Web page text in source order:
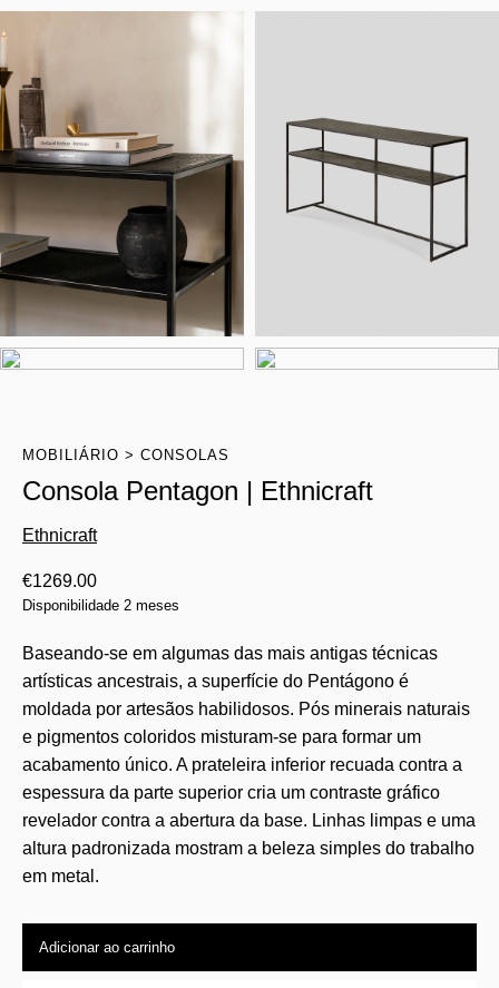
MOBILIÁRIO CONSOLAS
Consola Pentagon | Ethnicraft
Ethnicraft
€1269.00
Disponibilidade 2 meses
Baseando-se em algumas das mais antigas técnicas
artísticas ancestrais, a superfície do Pentágono é
moldada por artesãos habilidosos. Pós minerais naturais
e pigmentos coloridos misturam-se para formar um
acabamento único. A prateleira inferior recuada contra a
espessura da parte superior cria um contraste gráfico
revelador contra a abertura da base. Linhas limpas e uma
altura padronizada mostram a beleza simples do trabalho
em metal.
Adicionar ao carrinho